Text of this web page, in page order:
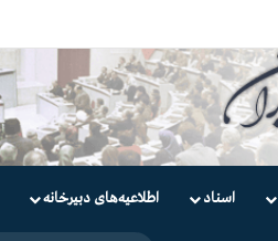
اسناد اطلاعیه‌های دبیرخانه